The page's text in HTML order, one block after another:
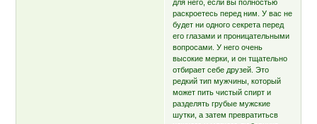
для него, если вы полностью
раскроетесь перед ним. У вас не
будет ни одного секрета перед
его глазами и проницательными
вопросами. У него очень
высокие мерки, и он тщательно
отбирает себе друзей. Это
редкий тип мужчины, который
может пить чистый спирт и
разделять грубые мужские
шутки, а затем превратитьсв